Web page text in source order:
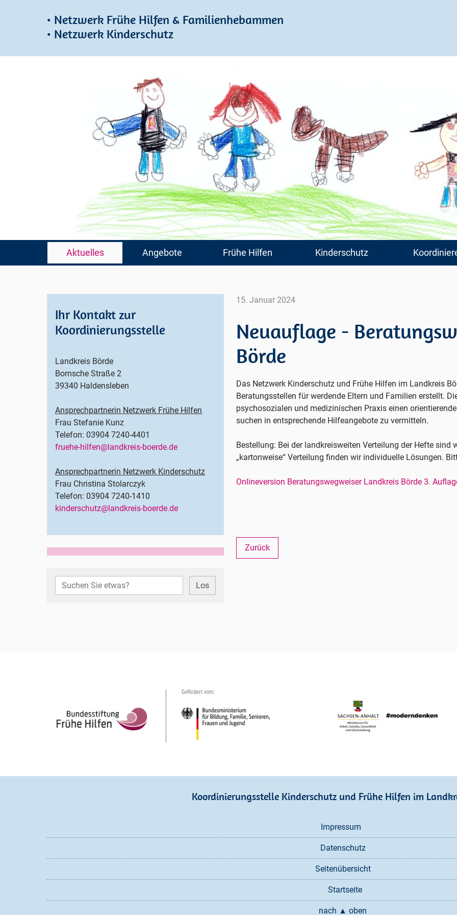
• Netzwerk Frühe Hilfen & Familienhebammen
• Netzwerk Kinderschutz
Navigation
überspringen
Aktuelles Angebote Frühe Hilfen Kinderschutz
15. Januar 2024
Neuauflage -
Börde
Das Netzwerk Kinderschutz und Frühe Hilfen im Landkreis
Beratungsstellen für werdende Eltern und Familien erstellt.
psychosozialen und medizinischen Praxis einen
suchen in entsprechende Hilfeangebote zu vermitteln.
Bestellung: Bei der landkreisweiten Verteilung der Hefte
„kartonweise“ Verteilung finden wir individuelle Lösungen.
Onlineversion Beratungswegweiser Landkreis Börde 3.
Zurück
Ihr Kontakt zur
Koordinierungsstelle
Landkreis Börde
Bornsche Straße 2
39340 Haldensleben
Ansprechpartnerin Netzwerk Frühe Hilfen
Frau Stefanie Kunz
Telefon: 03904 7240-4401
fruehe-hilfen@landkreis-boerde.de
Ansprechpartnerin Netzwerk Kinderschutz
Frau Christina Stolarczyk
Telefon: 03904 7240-1410
kinderschutz@landkreis-boerde.de
Los
Koordinierungsstelle Kinderschutz und Frühe Hilfen im
Impressum
Datenschutz
Seitenübersicht
Startseite
nach ▲ oben